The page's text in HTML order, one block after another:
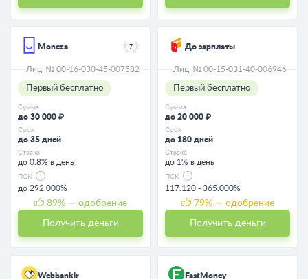
Moneza 7
Лиц. № 00-16-030-45-007582
Первый бесплатно
Сумма
до 30 000 ₽
Срок
до 35 дней
Ставка
до 0.8% в день
ПСК
до 292.000%
89% — одобрение
Получить деньги
До зарплаты
Лиц. № 00-15-031-40-006946
Первый бесплатно
Сумма
до 20 000 ₽
Срок
до 180 дней
Ставка
до 1% в день
ПСК
117.120 - 365.000%
79% — одобрение
Получить деньги
Webbankir FastMoney